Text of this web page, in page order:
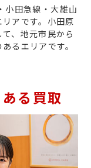
小田急線・大雄山
アです。小田原
、地元市民から
るエリアです。
る買取